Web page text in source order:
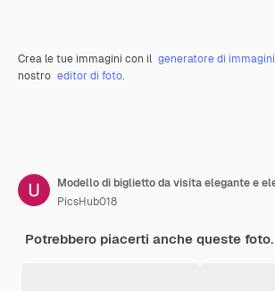
Crea le tue immagini con il generatore di immagini
nostro editor di foto.
PicsHub018
Potrebbero piacerti anche queste foto.